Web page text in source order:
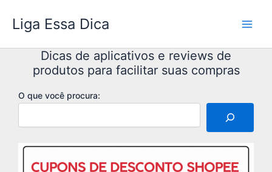
para
conteúdo
Liga Essa Dica
Dicas de aplicativos e reviews de
produtos para facilitar suas compras
O que você procura: